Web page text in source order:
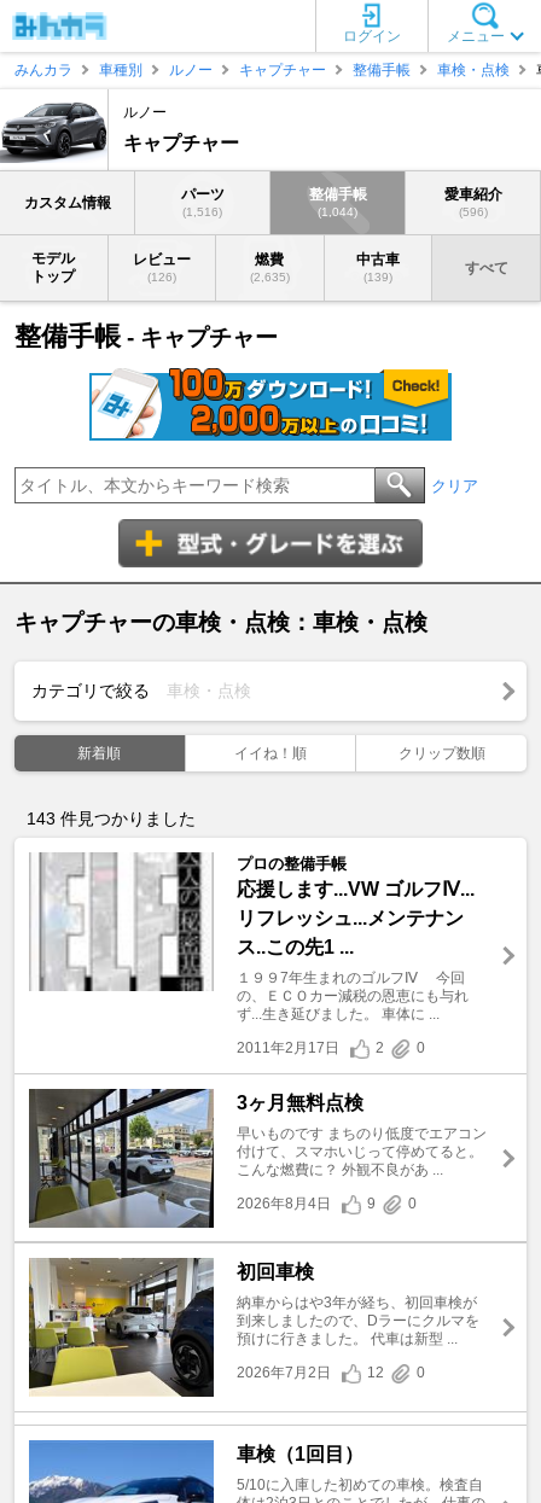
メニュー
ログイン
みんカラ
車種別 ルノー キャプチャー 整備手帳 車検・点検
ルノー
キャプチャー
カスタム情報 パーツ
(1,516)
整備手帳
(1,044)
愛車紹介
(596)
モデル
トップ
レビュー
(126)
燃費
(2,635)
中古車
(139)
すべて
整備手帳 - キャプチャー
クリア
キャプチャーの車検・点検：車検・点検
カテゴリで絞る 車検・点検
新着順 イイね！順 クリップ数順
143 件見つかりました
プロの整備手帳
応援します...VW ゴルフⅣ...
リフレッシュ...メンテナン
ス..この先1 ...
１９９7年生まれのゴルフⅣ 今回
の、ＥＣＯカー減税の恩恵にも与れ
ず...生き延びました。 車体に ...
2011年2月17日
2 0
3ヶ月無料点検
早いものです まちのり低度でエアコン
付けて、スマホいじって停めてると。
こんな燃費に？ 外観不良があ ...
2026年8月4日
9 0
初回車検
納車からはや3年が経ち、初回車検が
到来しましたので、Dラーにクルマを
預けに行きました。 代車は新型 ...
2026年7月2日
12 0
車検（1回目）
5/10に入庫した初めての車検。検査自